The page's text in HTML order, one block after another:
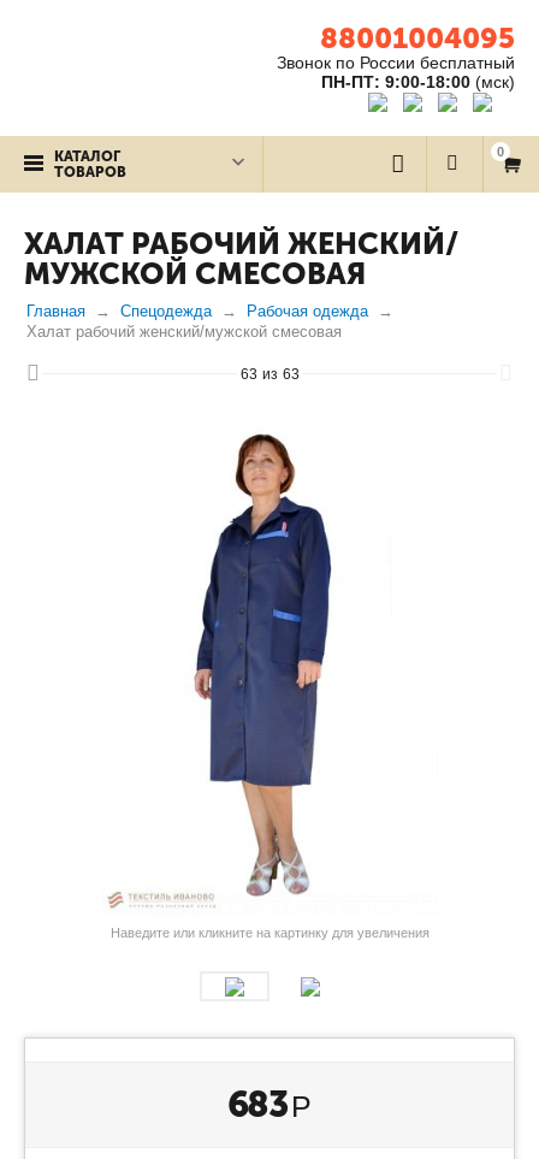
88001004095
Звонок по России бесплатный
ПН-ПТ: 9:00-18:00 (мск)
КАТАЛОГ
ТОВАРОВ
0
ХАЛАТ РАБОЧИЙ ЖЕНСКИЙ/
МУЖСКОЙ СМЕСОВАЯ
Главная Спецодежда
Рабочая одежда
Халат рабочий женский/мужской смесовая
63 из 63
Наведите или кликните на картинку для увеличения
683 Р